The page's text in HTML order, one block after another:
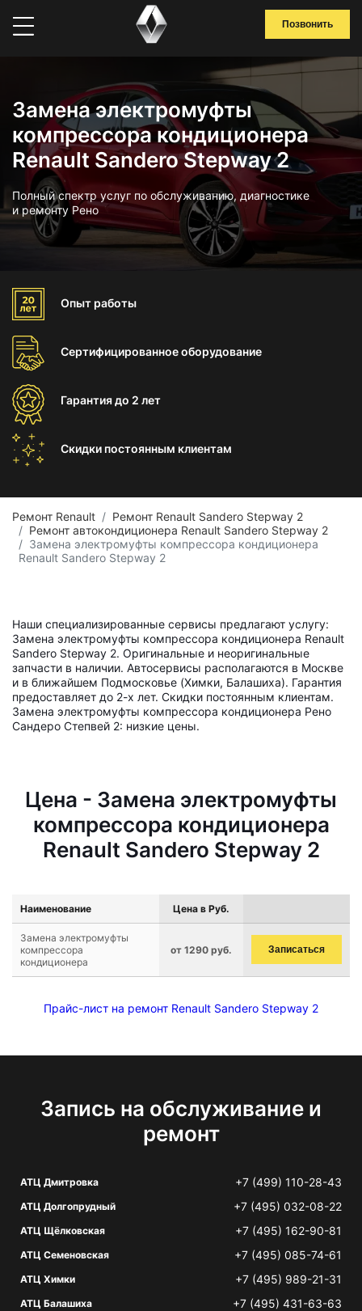
Позвонить
Замена электромуфты
компрессора кондиционера
Renault Sandero Stepway 2
Полный спектр услуг по обслуживанию, диагностике
и ремонту Рено
Опыт работы
Сертифицированноеоборудование
Гарантиядо 2 лет
Скидки постоянным клиентам
Ремонт Renault
Ремонт Renault Sandero Stepway 2
Ремонт автокондиционера Renault Sandero Stepway 2
Замена электромуфты компрессора кондиционера
Renault Sandero Stepway 2
Наши специализированные сервисы предлагают услугу:
Замена электромуфты компрессора кондиционера Renault
Sandero Stepway 2. Оригинальные и неоригинальные
запчасти в наличии. Автосервисы располагаются в Москве
и в ближайшем Подмосковье (Химки, Балашиха). Гарантия
предоставляет до 2-х лет. Скидки постоянным клиентам.
Замена электромуфты компрессора кондиционера Рено
Сандеро Степвей 2: низкие цены.
Цена - Замена электромуфты
компрессора кондиционера
Renault Sandero Stepway 2
Наименование Цена в Руб.
Замена электромуфты
компрессора
кондиционера
от 1290 руб. Записаться
Прайс-лист на ремонт Renault Sandero Stepway 2
Запись на обслуживание и
ремонт
АТЦ Дмитровка +7 (499) 110-28-43
АТЦ Долгопрудный +7 (495) 032-08-22
АТЦ Щёлковская +7 (495) 162-90-81
АТЦ Семеновская +7 (495) 085-74-61
АТЦ Химки +7 (495) 989-21-31
АТЦ Балашиха +7 (495) 431-63-63